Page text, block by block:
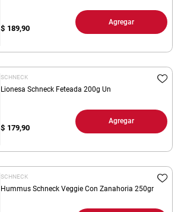
$ 189,90
Agregar
SCHNECK
Lionesa Schneck Feteada 200g Un
$ 179,90
Agregar
SCHNECK
Hummus Schneck Veggie Con Zanahoria 250gr